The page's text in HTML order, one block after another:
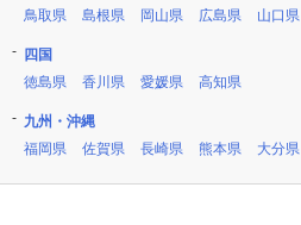
鳥取県
島根県 岡山県 広島県 山口県
四国
徳島県
香川県 愛媛県 高知県
九州・沖縄
福岡県
佐賀県 長崎県 熊本県 大分県